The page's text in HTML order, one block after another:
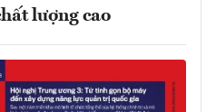
lượng cao